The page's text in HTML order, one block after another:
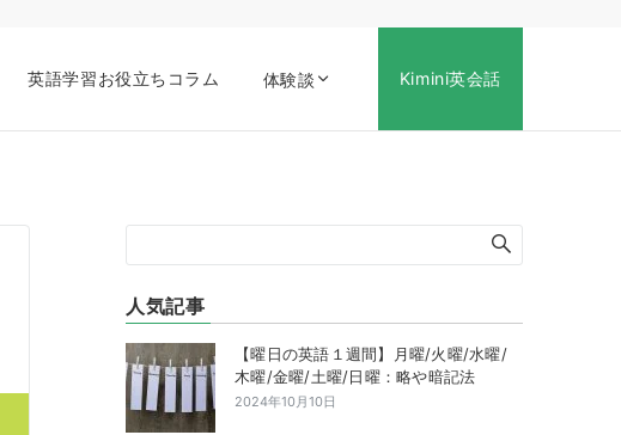
英語学習お役立ちコラム 体験談 Kimini英会話
人気記事
【曜日の英語１週間】月曜/火曜/水曜/
木曜/金曜/土曜/日曜：略や暗記法
2024年10月10日